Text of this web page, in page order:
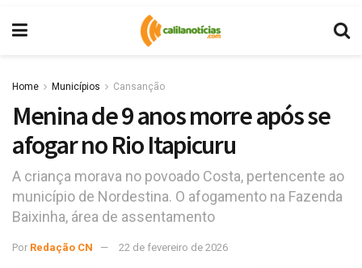
Home Municípios Cansanção
Menina de 9 anos morre após se
afogar no Rio Itapicuru
A criança morava no povoado Costa, pertencente ao
município de Nordestina. O afogamento na Fazenda
Baixinha, área de assentamento
Por Redação CN 22 de fevereiro de 2026